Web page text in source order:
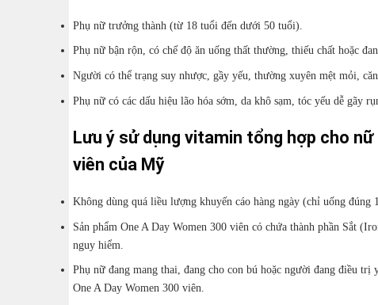
Phụ nữ trưởng thành (từ 18 tuổi đến dưới 50 tuổi).
Phụ nữ bận rộn, có chế độ ăn uống thất thường, thiếu chất hoặc
Người có thể trạng suy nhược, gầy yếu, thường xuyên mệt mỏi,
Phụ nữ có các dấu hiệu lão hóa sớm, da khô sạm, tóc yếu dễ gãy
Lưu ý sử dụng vitamin tổng hợp cho
viên của Mỹ
Không dùng quá liều lượng khuyến cáo hàng ngày (chỉ uống đúng
Sản phẩm One A Day Women 300 viên có chứa thành phần Sắt
nguy hiểm.
Phụ nữ đang mang thai, đang cho con bú hoặc người đang điều
One A Day Women 300 viên.